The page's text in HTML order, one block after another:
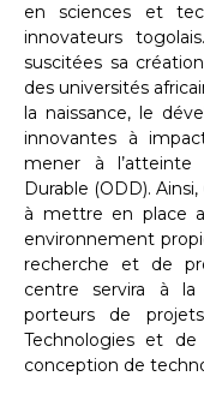
en sciences et
innovateurs
suscitées sa
des universités
la naissance, le
innovantes à
mener à l’atteinte
Durable (ODD). Ainsi,
à mettre en place
environnement
recherche et de
centre servira à la
porteurs de
Technologies et
conception de